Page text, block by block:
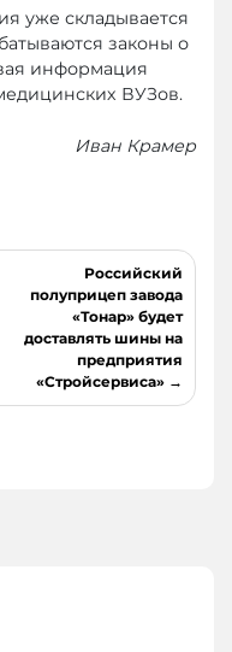
уже складывается
законы о
информация
ВУЗов.
Иван Крамер
Российский
полуприцеп завода
«Тонар» будет
доставлять шины на
предприятия
«Стройсервиса»